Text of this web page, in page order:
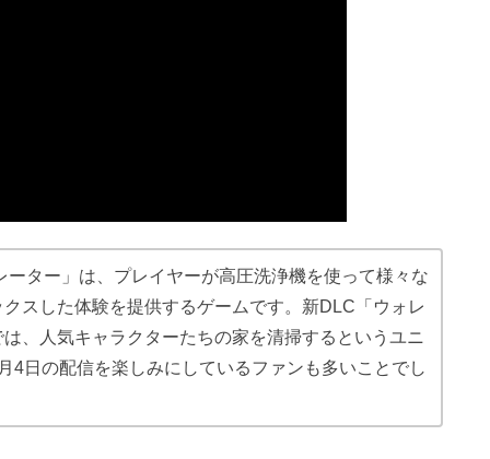
ーター」は、プレイヤーが高圧洗浄機を使って様々な
スした体験を提供するゲームです。新DLC「ウォレ
、人気キャラクターたちの家を清掃するというユニ
4日の配信を楽しみにしているファンも多いことでし